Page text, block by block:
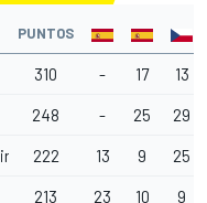
PUNTOS
310 - 17 13
248 - 25 29
222 13 9 25
213 23 10 9